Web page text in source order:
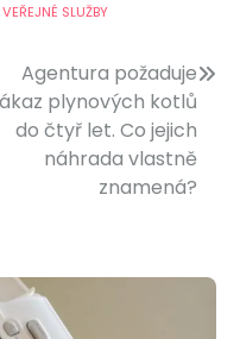
SLUŽBY
Agentura požaduje
plynových kotlů
do čtyř let. Co jejich
náhrada vlastně
znamená?